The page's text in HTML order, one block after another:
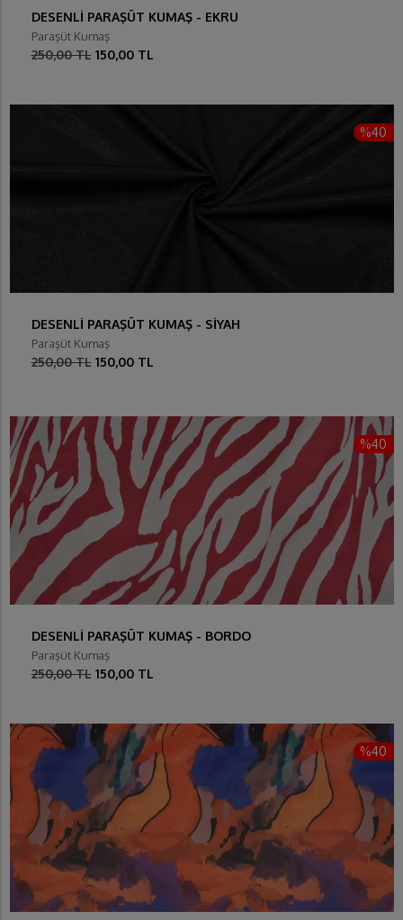
DESENLİ PARAŞÜT KUMAŞ - EKRU
Paraşüt Kumaş
250,00 TL 150,00 TL
%40
DESENLİ PARAŞÜT KUMAŞ - SİYAH
Paraşüt Kumaş
250,00 TL 150,00 TL
%40
DESENLİ PARAŞÜT KUMAŞ - BORDO
Paraşüt Kumaş
250,00 TL 150,00 TL
%40